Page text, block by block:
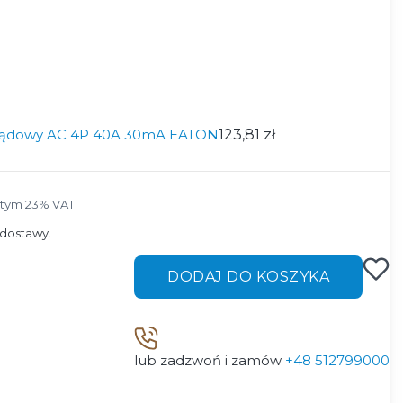
AC 4P 40A 30mA EATON123,81 zł
23% VAT
23% VAT
DODAJ DO KOSZYKA
lub zadzwoń i zamów +48 512799000